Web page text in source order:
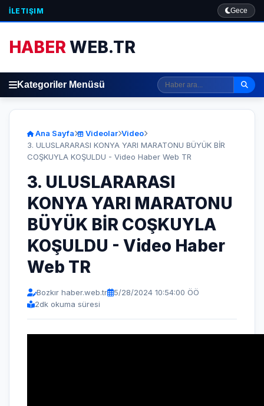
İLETIŞIM Gece
HABERWEB.TR
Kategoriler Menüsü
Ana Sayfa Videolar Video
3. ULUSLARARASI KONYA YARI MARATONU BÜYÜK BİR
COŞKUYLA KOŞULDU - Video Haber Web TR
3. ULUSLARARASI
KONYA YARI MARATONU
BÜYÜK BİR COŞKUYLA
KOŞULDU - Video Haber
Web TR
Bozkır haber.web.tr
5/28/2024 10:54:00 ÖÖ
2dk okuma süresi